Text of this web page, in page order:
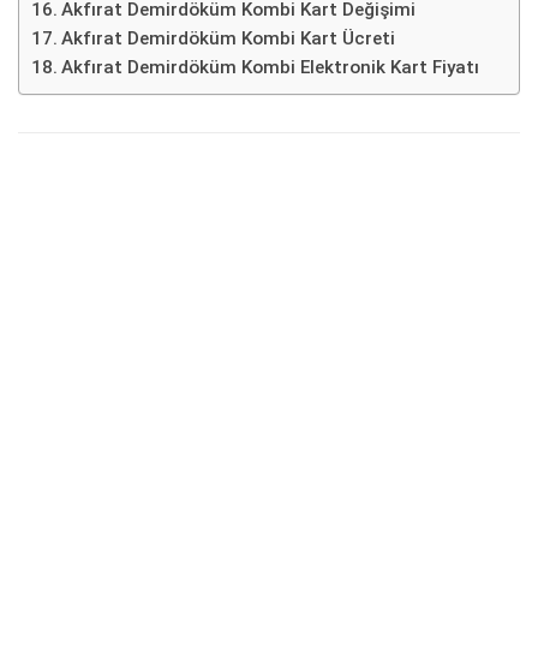
Akfırat Demirdöküm Kombi Kart Değişimi
Akfırat Demirdöküm Kombi Kart Ücreti
Akfırat Demirdöküm Kombi Elektronik Kart Fiyatı